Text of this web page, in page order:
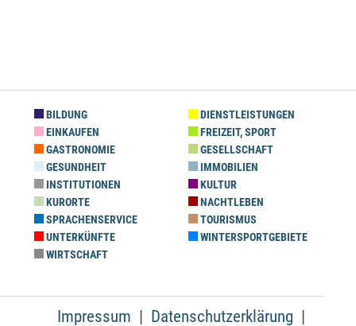
BILDUNG
DIENSTLEISTUNGEN
EINKAUFEN
FREIZEIT, SPORT
GASTRONOMIE
GESELLSCHAFT
GESUNDHEIT
IMMOBILIEN
INSTITUTIONEN
KULTUR
KURORTE
NACHTLEBEN
SPRACHENSERVICE
TOURISMUS
UNTERKÜNFTE
WINTERSPORTGEBIETE
WIRTSCHAFT
Impressum Datenschutzerklärung